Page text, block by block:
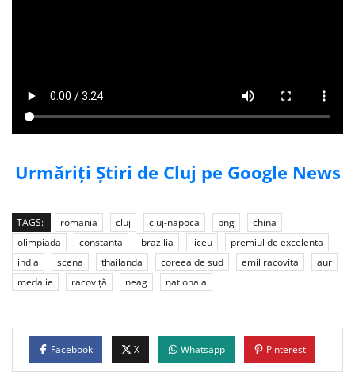
Urmăriți Știri de Cluj pe Google News
TAGS: romania cluj cluj-napoca png
china
olimpiada
constanta brazilia liceu
premiul de excelenta
india
scena thailanda coreea de sud emil racovita
aur
medalie
racoviță neag nationala
Facebook X Whatsapp Pinterest